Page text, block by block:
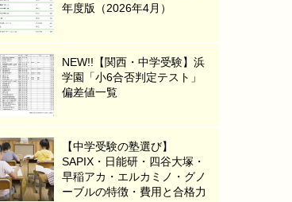
年度版（2026年4月）
NEW!!【関西・中学受験】浜
学園「小6合否判定テスト」
偏差値一覧
【中学受験の塾選び】
SAPIX・日能研・四谷大塚・
早稲アカ・エルカミノ・グノ
ーブルの特徴・費用と合格力